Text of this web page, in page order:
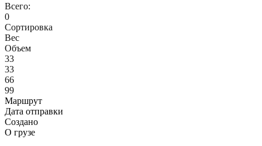
Всего:
0
Сортировка
Вес
Объем
33
33
66
99
Маршрут
Дата отправки
Создано
О грузе